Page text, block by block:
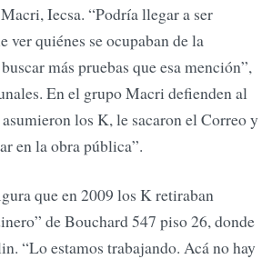
Iecsa. “Podría llegar a ser
ver quiénes se ocupaban de la
más pruebas que esa mención”,
En el grupo Macri defienden al
los K, le sacaron el Correo y
en la obra pública”.
que en 2009 los K retiraban
de Bouchard 547 piso 26, donde
“Lo estamos trabajando. Acá no hay